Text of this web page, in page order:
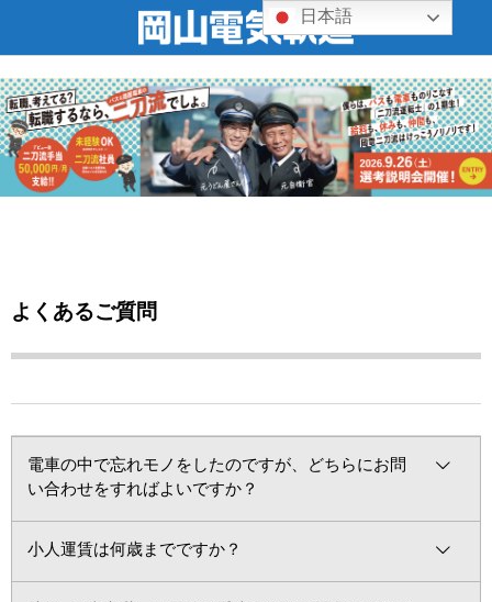
よくあるご質問
電車の中で忘れモノをしたのですが、どちらにお問
い合わせをすればよいですか？
小人運賃は何歳までですか？
日本語